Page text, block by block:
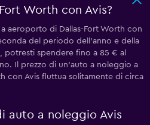
Worth con Avis?
aeroporto di Dallas-Fort Worth con
del periodo dell'anno e della
spendere fino a 85 € al
Il prezzo di un'auto a noleggio a
con Avis fluttua solitamente di circa
auto a noleggio Avis